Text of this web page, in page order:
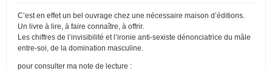
C’est en effet un bel ouvrage chez une nécessaire maison d’éditions.
Un livre à lire, à faire connaître, à offrir.
Les chiffres de l’invisibilité et l’ironie anti-sexiste dénonciatrice du mâle
entre-soi, de la domination masculine.
pour consulter ma note de lecture :